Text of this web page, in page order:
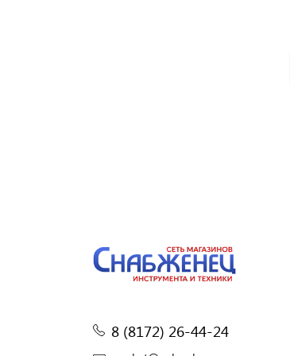
8 (8172) 26-44-24